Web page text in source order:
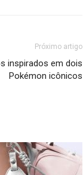
Próximo artigo
inspirados em dois
Pokémon icônicos